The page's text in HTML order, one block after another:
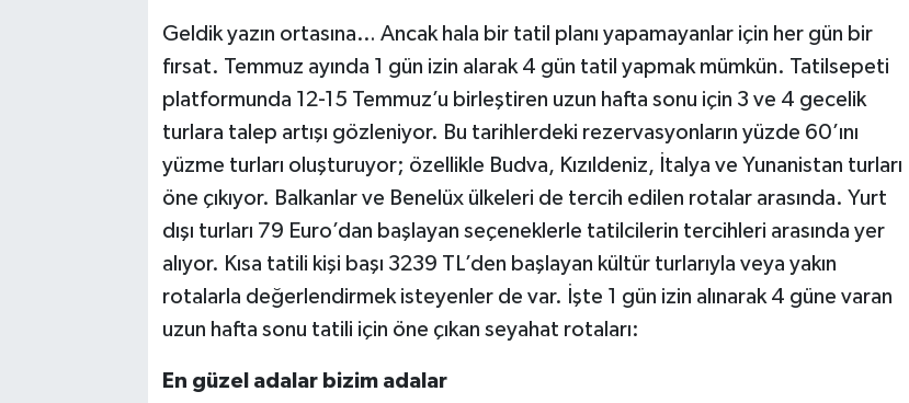
Geldik yazın ortasına… Ancak hala bir tatil planı yapamayanlar için her gün bir
fırsat. Temmuz ayında 1 gün izin alarak 4 gün tatil yapmak mümkün. Tatilsepeti
platformunda 12-15 Temmuz’u birleştiren uzun hafta sonu için 3 ve 4 gecelik
turlara talep artışı gözleniyor. Bu tarihlerdeki rezervasyonların yüzde 60’ını
yüzme turları oluşturuyor; özellikle Budva, Kızıldeniz, İtalya ve Yunanistan turları
öne çıkıyor. Balkanlar ve Benelüx ülkeleri de tercih edilen rotalar arasında. Yurt
dışı turları 79 Euro’dan başlayan seçeneklerle tatilcilerin tercihleri arasında yer
alıyor. Kısa tatili kişi başı 3239 TL’den başlayan kültür turlarıyla veya yakın
rotalarla değerlendirmek isteyenler de var. İşte 1 gün izin alınarak 4 güne varan
uzun hafta sonu tatili için öne çıkan seyahat rotaları:
En güzel adalar bizim adalar